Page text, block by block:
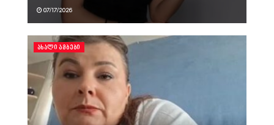
07/17/2026
ᲐᲮᲐᲚᲘ ᲐᲛᲑᲔᲑᲘ